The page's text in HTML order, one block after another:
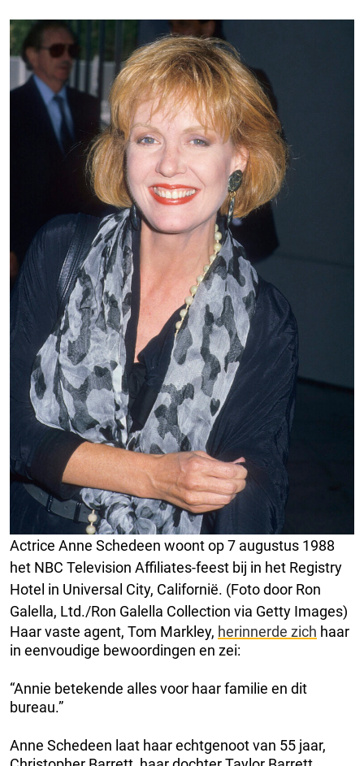
Actrice Anne Schedeen woont op 7 augustus 1988
het NBC Television Affiliates-feest bij in het Registry
Hotel in Universal City, Californië. (Foto door Ron
Galella, Ltd./Ron Galella Collection via Getty Images)
Haar vaste agent, Tom Markley, herinnerde zich haar
in eenvoudige bewoordingen en zei:
“Annie betekende alles voor haar familie en dit
bureau.”
Anne Schedeen laat haar echtgenoot van 55 jaar,